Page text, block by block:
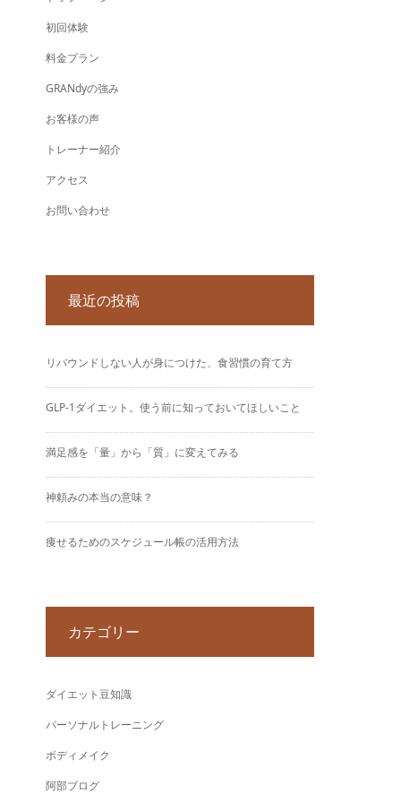
初回体験
料金プラン
GRANdyの強み
お客様の声
トレーナー紹介
アクセス
お問い合わせ
最近の投稿
リバウンドしない人が身につけた、食習慣の育て方
GLP-1ダイエット。使う前に知っておいてほしいこと
満足感を「量」から「質」に変えてみる
神頼みの本当の意味？
痩せるためのスケジュール帳の活用方法
カテゴリー
ダイエット豆知識
パーソナルトレーニング
ボディメイク
阿部ブログ